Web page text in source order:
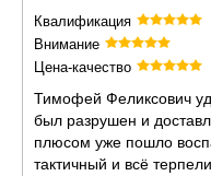
Квалификация
Внимание
Цена-качество
Тимофей Феликсович
был разрушен и
плюсом уже пошло
тактичный и всё